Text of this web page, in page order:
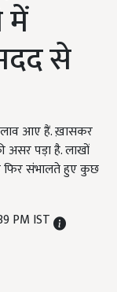
में
से
आए हैं. ख़ासकर
असर पड़ा है. लाखों
फिर संभालते हुए कुछ
PM IST